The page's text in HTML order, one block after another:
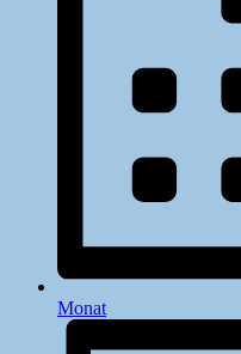
Monat